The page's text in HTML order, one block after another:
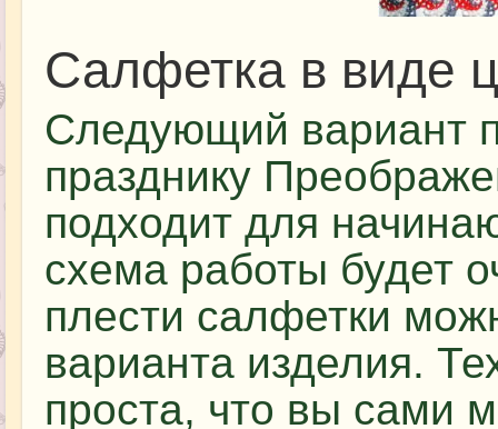
Салфетка в виде
Следующий вариант
празднику
подходит для
схема работы будет
плести салфетки
варианта изделия.
проста, что вы сами